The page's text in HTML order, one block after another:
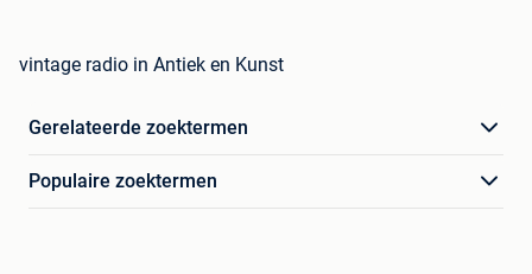
vintage radio in Antiek en Kunst
Gerelateerde zoektermen
Populaire zoektermen